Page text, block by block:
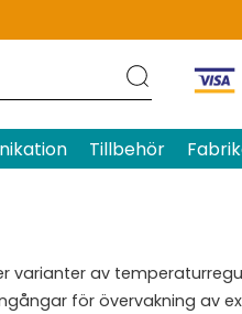
Tillbehör
varianter av
för övervakning av